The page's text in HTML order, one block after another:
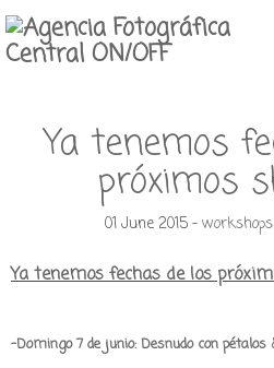
Ya tenemos
próximos
01 June 2015 -workshops
Ya tenemos fechas de los
-Domingo 7 de junio: Desnudo con pétalos